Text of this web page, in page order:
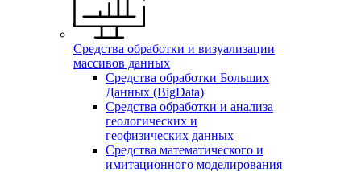
Средства обработки и визуализации
массивов данных
Средства обработки Больших
Данных (BigData)
Средства обработки и анализа
геологических и
геофизических данных
Средства математического и
имитационного моделирования